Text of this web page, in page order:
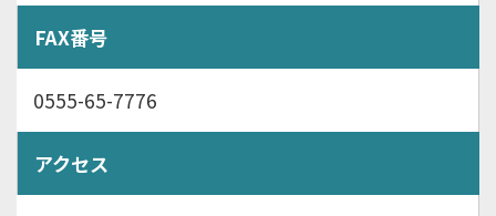
FAX番号
0555-65-7776
アクセス